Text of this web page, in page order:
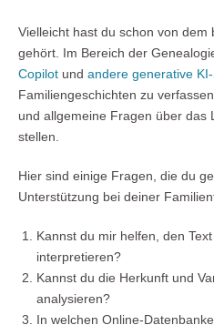
Vielleicht hast du schon von dem
gehört. Im Bereich der
Copilot und andere generative
Familiengeschichten zu
und allgemeine Fragen über das
stellen.
Hier sind einige Fragen, die du
Unterstützung bei deiner
Kannst du mir helfen, den
interpretieren?
Kannst du die Herkunft und
analysieren?
In welchen Online-